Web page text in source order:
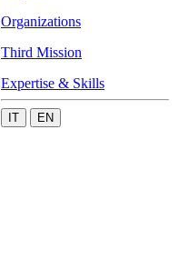
Organizations
Third Mission
Expertise & Skills
IT EN